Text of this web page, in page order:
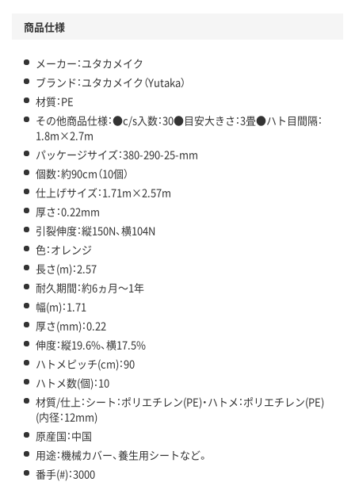
商品仕様
メーカー：ユタカメイク
ブランド：ユタカメイク（Yutaka）
材質：PE
その他商品仕様：●c/s入数：30●目安大きさ：3畳●ハト目間隔：
1.8m×2.7m
パッケージサイズ：380-290-25-mm
個数：約90cm（10個）
仕上げサイズ：1.71m×2.57m
厚さ：0.22mm
引裂伸度：縦150N、横104N
色：オレンジ
長さ(m)：2.57
耐久期間：約6ヵ月～1年
幅(m)：1.71
厚さ(mm)：0.22
伸度：縦19.6%、横17.5%
ハトメピッチ(cm)：90
ハトメ数(個)：10
材質/仕上：シート：ポリエチレン(PE)・ハトメ：ポリエチレン(PE)
(内径：12mm)
原産国：中国
用途：機械カバー、養生用シートなど。
番手(#)：3000